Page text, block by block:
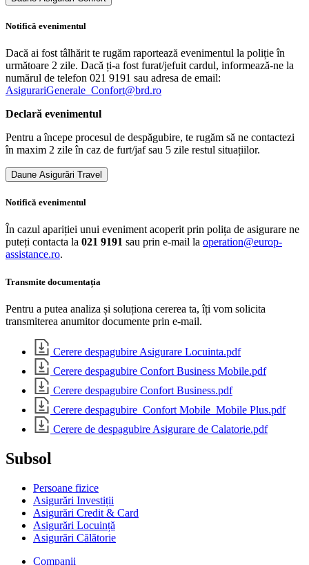
Notifică​ evenimentul
Dacă ai fost tâlhărit te rugăm raportează evenimentul la poliție în
următoare 2 zile. Dacă ți-a fost furat/jefuit cardul, informează-ne la
numărul de telefon 021 9191 sau adresa de email:
AsigurariGenerale_Confort@brd.ro
Declară​ evenimentul
Pentru a începe procesul de despăgubire, te rugăm să ne contactezi
în maxim 2 zile în caz de furt/jaf sau 5 zile restul situațiilor.
Daune Asigurări Travel
Notifică​ evenimentul
În cazul apariției unui eveniment acoperit prin polița de asigurare ne
puteți contacta la 021 9191 sau prin e-mail la operation@europ-
assistance.ro.
Transmite documentația
Pentru a putea analiza și soluționa cererea ta, îți vom solicita
transmiterea anumitor documente prin e-mail.
Cerere despagubire Asigurare Locuinta.pdf
Cerere despagubire Confort Business Mobile.pdf
Cerere despagubire Confort Business.pdf
Cerere despagubire_Confort Mobile_Mobile Plus.pdf
Cerere de despagubire Asigurare de Calatorie.pdf
Subsol
Persoane fizice
Asigurări Investiții
Asigurări Credit & Card
Asigurări Locuință
Asigurări Călătorie
Companii